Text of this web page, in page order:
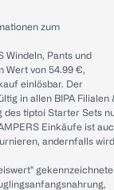
zum
Windeln, Pants und
Wert von 54.99 €,
einlösbar. Der
in allen BIPA Filialen
des tiptoi Starter Sets
Einkäufe ist
andernfalls wird
gekennzeichnete